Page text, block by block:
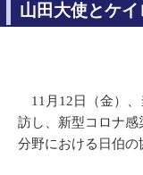
山田大使とケ
11月12日（金）、
訪し、新型コロナ
分野における日伯の